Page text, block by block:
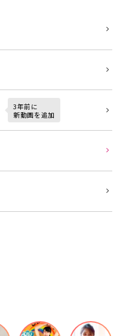
3年前に
新動画を追加